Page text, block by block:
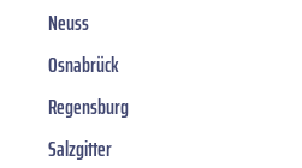
Neuss
Osnabrück
Regensburg
Salzgitter